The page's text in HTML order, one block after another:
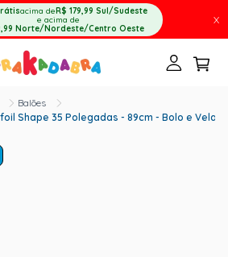
acima deR$ 179,99 Sul/Sudeste
e acima de
Norte/Nordeste/Centro Oeste
X
Balões
Shape 35 Polegadas - 89cm - Bolo e Velas